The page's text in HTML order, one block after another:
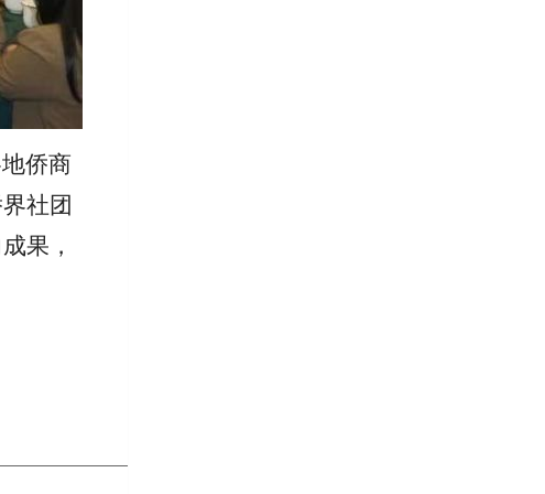
侨商
社团
果，